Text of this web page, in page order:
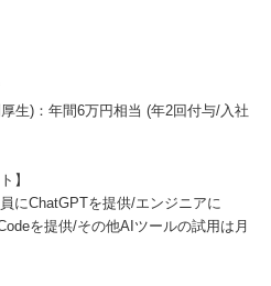
生)：年間6万円相当 (年2回付与/入社
】
にChatGPTを提供/エンジニアに
を提供/その他AIツールの試用は月